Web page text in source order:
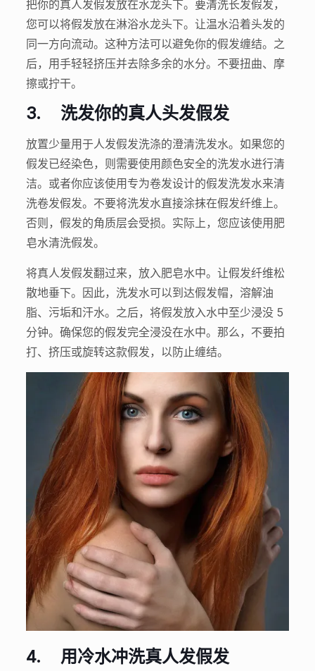
把你的真人发假发放在水龙头下。要清洗长发假发，
您可以将假发放在淋浴水龙头下。让温水沿着头发的
同一方向流动。这种方法可以避免你的假发缠结。之
后，用手轻轻挤压并去除多余的水分。不要扭曲、摩
擦或拧干。
3. 洗发你的真人头发假发
放置少量用于人发假发洗涤的澄清洗发水。如果您的
假发已经染色，则需要使用颜色安全的洗发水进行清
洁。或者你应该使用专为卷发设计的假发洗发水来清
洗卷发假发。不要将洗发水直接涂抹在假发纤维上。
否则，假发的角质层会受损。实际上，您应该使用肥
皂水清洗假发。
将真人发假发翻过来，放入肥皂水中。让假发纤维松
散地垂下。因此，洗发水可以到达假发帽，溶解油
脂、污垢和汗水。之后，将假发放入水中至少浸没 5
分钟。确保您的假发完全浸没在水中。那么，不要拍
打、挤压或旋转这款假发，以防止缠结。
4. 用冷水冲洗真人发假发